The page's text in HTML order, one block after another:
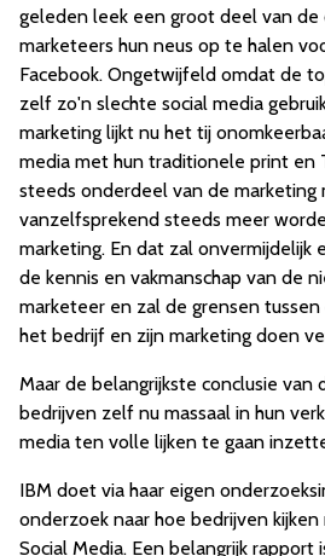
geleden leek een groot deel van
marketeers hun neus op te halen
Facebook. Ongetwijfeld omdat de
zelf zo'n slechte social media
marketing lijkt nu het tij
media met hun traditionele print en
steeds onderdeel van de marketing
vanzelfsprekend steeds meer
marketing. En dat zal onvermijdelijk
de kennis en vakmanschap van de
marketeer en zal de grensen
het bedrijf en zijn marketing doen
Maar de belangrijkste conclusie van
bedrijven zelf nu massaal in hun
media ten volle lijken te gaan
IBM doet via haar eigen
onderzoek naar hoe bedrijven
Social Media. Een belangrijk rapport